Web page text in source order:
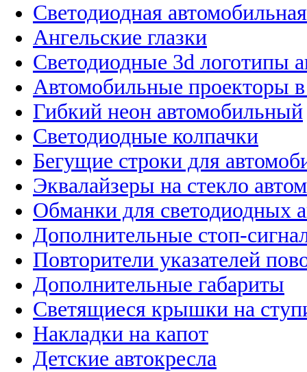
Светодиодная
Ангельские глазки
Светодиодные 3d логотипы
Автомобильные проекторы
Гибкий неон автомобильный
Светодиодные колпачки
Бегущие строки для
Эквалайзеры на стекло
Обманки для светодиодных
Дополнительные стоп-
Повторители указателей
Дополнительные габариты
Светящиеся крышки на
Накладки на капот
Детские автокресла